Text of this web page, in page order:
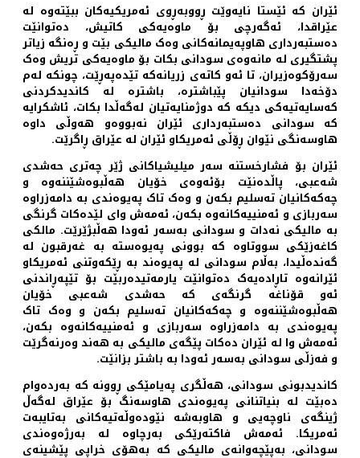
ئێران کە ئێستا نایەوێت ڕووبەڕوی ئەمریکیەکان ببێتەوە لە
عێراقدا، ئەگەرچی بۆ ماوەیەکی کاتیش، دەتوانێت
دەستبەرداری هاوپەیمانەکانی وەک مالیکی بێت و ڕەنگە زیاتر
پشتگیری لە مانەوەی سودانی بکات بۆ ماوەیەکی تریش وەک
سەرۆکوەزیران، تا ئەو کاتەی زریانەکە تێدەپەڕێت، چونکە لەم
دۆخەدا سودانیان پێباشترە، باشترە لە کاندیدکردنی
کەسایەتیەکی دیکە کە دوژمنایەتیان لەگەڵدا بکات، ئاشکرایە
کە سودانی دەستبەرداری ئێران نەبووەو هەوڵی داوە
هاوسەنگی نێوان ڕۆڵی ئەمریکاو ئێران لە عێراق ڕاگرێت.
ئێران بۆ فشارخستنە سەر میلیشیاکانی ژێر چەتری حەشدی
شەعبی، پاڵدەنێت بۆئەوەی خۆیان هەڵبوەشێننەوە و
چەکەکانیان تەسلیم بکەن و وەک تاک پەیوەندی بە دامەزراوە
سەربازی و ئەمنییەکانەوە بکەن، ئەمەش وای لێدەکات گرنگی
بە مالیکی نەدات و سودانی بەسەر ئەودا هەڵبژێرێت. مالکی
کاغەزێکی سووتاوە کە بوونی پەیوەستە بە غەرقبون لە
گەندەڵیدا، بەڵام سودانی لە پەیوەند بە ڕێکەوتنی ئەمریکاو
ئێرانەوە تاڕادەیەک دەتوانێت یارمەتیدەربێت بۆ تێپەڕاندنی
ئەو قۆناغە گرنگەی کە حەشدی شەعبی خۆیان
هەڵبوەشێننەوە و چەکەکانیان تەسلیم بکەن و وەک تاک
پەیوەندی بە دامەزراوە سەربازی و ئەمنییەکانەوە بکەن،
ئەمەش وا لە ئێران دەکات پێگەی مالیکی بە هەند وەرنەگرێت
و فەزڵی سودانی بەسەر ئەودا بە باشتر بزانێت.
کاندیدبونی سودانی، هەڵگری پەیامێکی ڕوونە کە بەردەوام
دەبێت لە بنیاتنانی پەیوەندی هاوسەنگ بۆ عێراق لەگەڵ
ژینگەی ناوچەیی و هاوبەشە نێودەوڵەتیەکانی بەتایبەت
ئەمریکا. ئەمەش فاکتەرێکی بەرچاوە لە بەرژەوەندی
سودانی، بەپێچەوانەی مالیکی کە بەهۆی خراپی پێشینەی